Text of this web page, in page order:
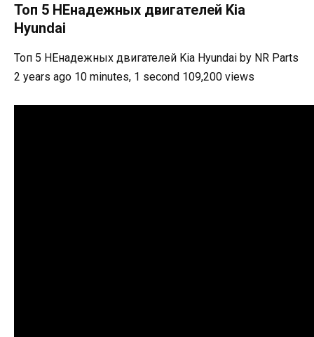
Топ 5 НЕнадежных двигателей Kia
Hyundai
Топ 5 НЕнадежных двигателей Kia Hyundai by NR Parts
2 years ago 10 minutes, 1 second 109,200 views